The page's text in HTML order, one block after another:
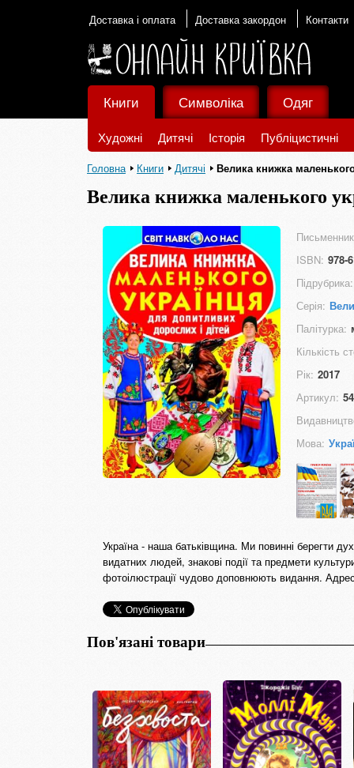
Доставка і оплата Доставка закордон Контакти
Книги
Художні Дитячі Історія Публіцистичні
Символіка Одяг
Головна Книги Дитячі Велика книжка
Велика книжка маленького
ISBN: 978-
Підрубрика:
Серія:
Палітурка:
Кількість
Рік: 2017
Артикул:
Мова:
Україна - наша батьківщина. Ми повинні берегти
видатних людей, знакові події та предмети
фотоілюстрації чудово доповнюють видання.
Пов'язані товари